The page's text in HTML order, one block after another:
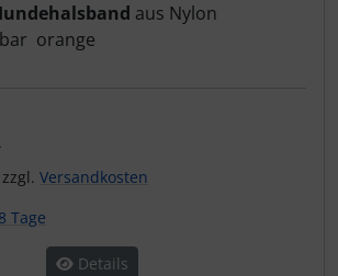
aus Nylon
orange
Versandkosten
Tage
Details